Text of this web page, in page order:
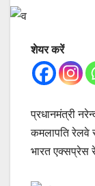
शेयर करें
प्रधानमंत्री
कमलापति रेलवे
भारत एक्सप्रेस